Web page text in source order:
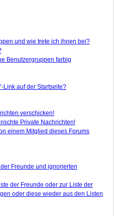
und wie trete ich ihnen bei?
Benutzergruppen farbig
Link auf der Startseite?
verschicken!
Private Nachrichten!
einem Mitglied dieses Forums
Freunde und ignorierten
der Freunde oder zur Liste der
oder diese wieder aus den Listen